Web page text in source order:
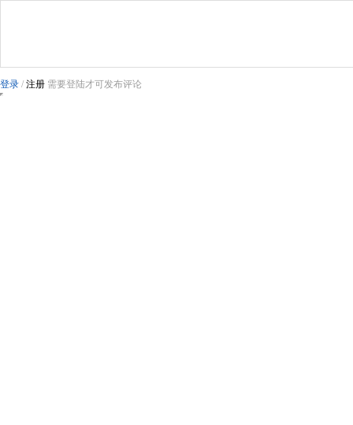
登录 / 注册 需要登陆才可发布评论